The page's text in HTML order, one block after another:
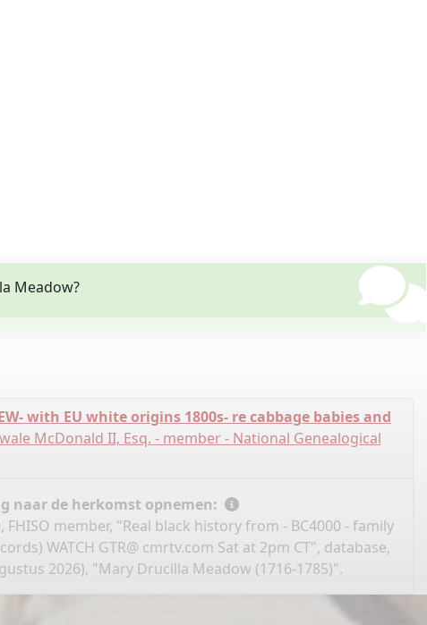
Meadow?
with EU white origins 1800s- re cabbage babies and
McDonald II, Esq. - member - National Genealogical
naar de herkomst opnemen:
member, "Real black history from - BC4000 - family
WATCH GTR@ cmrtv.com Sat at 2pm CT", database,
2026), "Mary Drucilla Meadow (1716-1785)".